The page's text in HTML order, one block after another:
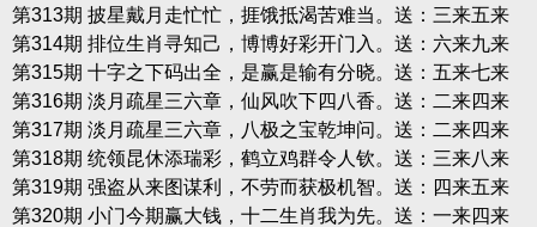
第313期 披星戴月走忙忙，捱饿抵渴苦难当。送：三来五来
第314期 排位生肖寻知己，博博好彩开门入。送：六来九来
第315期 十字之下码出全，是赢是输有分晓。送：五来七来
第316期 淡月疏星三六章，仙风吹下四八香。送：二来四来
第317期 淡月疏星三六章，八极之宝乾坤问。送：二来四来
第318期 统领昆休添瑞彩，鹤立鸡群令人钦。送：三来八来
第319期 强盗从来图谋利，不劳而获极机智。送：四来五来
第320期 小门今期赢大钱，十二生肖我为先。送：一来四来